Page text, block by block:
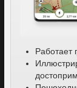
Работает